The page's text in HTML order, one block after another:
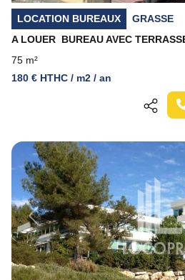
LOCATION BUREAUX
GRASSE
75 m²
180 € HTHC / m2 / an
Previous